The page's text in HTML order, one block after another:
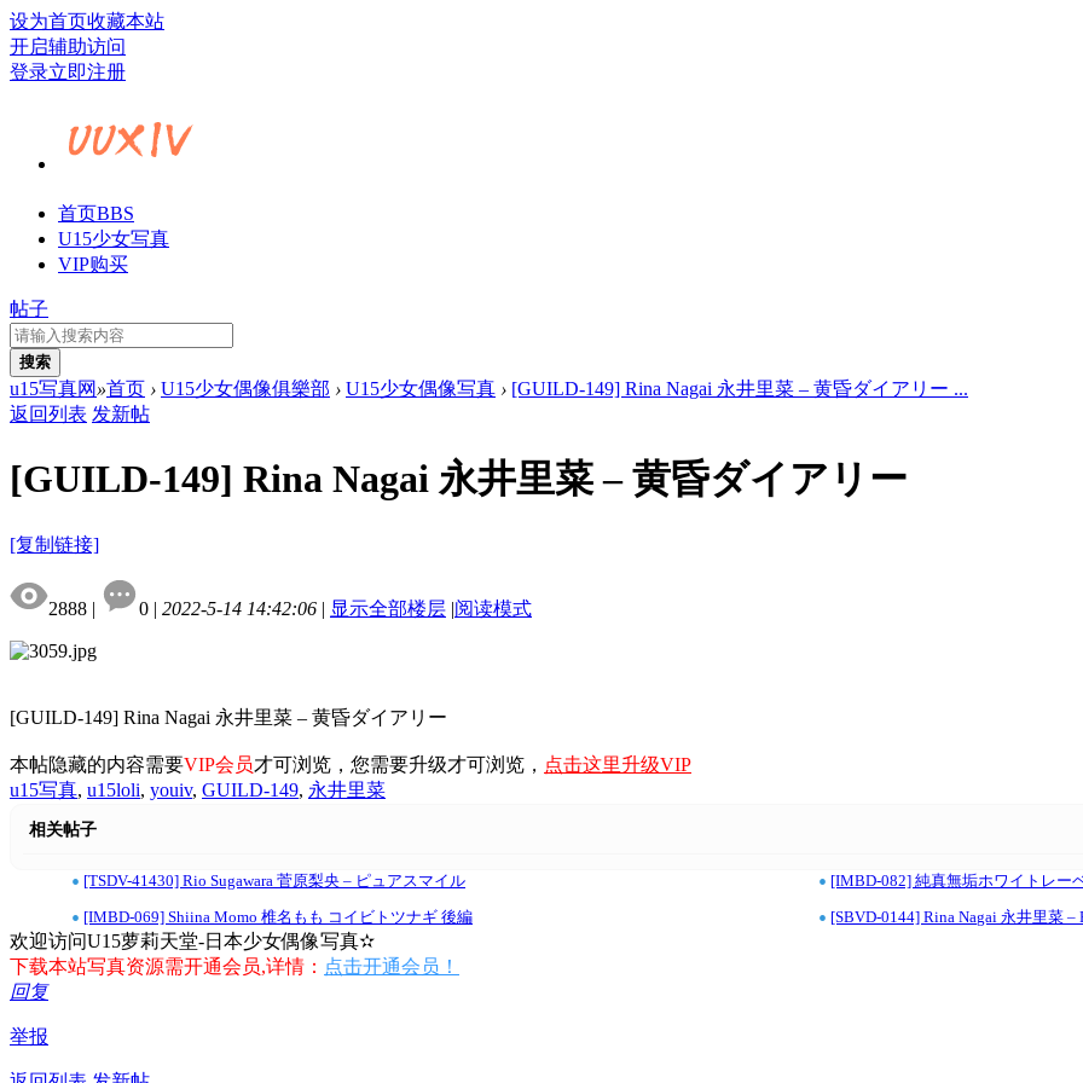
设为首页收藏本站
开启辅助访问
登录立即注册
首页BBS
U15少女写真
VIP购买
帖子
搜索
u15写真网 »首页 › U15少女偶像俱樂部 › U15少女偶像写真 › [GUILD-149] Rina Nagai 永井里菜 – 黄昏ダイアリー ...
返回列表 发新帖
[GUILD-149] Rina Nagai 永井里菜 – 黄昏ダイアリー
[复制链接]
2888 | 0 | 2022-5-14 14:42:06 | 显示全部楼层 |阅读模式
[GUILD-149] Rina Nagai 永井里菜 – 黄昏ダイアリー
本帖隐藏的内容需要VIP会员才可浏览，您需要升级才可浏览， 点击这里升级VIP
u15写真, u15loli, youiv, GUILD-149, 永井里菜
相关帖子
• [TSDV-41430] Rio Sugawara 菅原梨央 – ピュアスマイル • [IMBD-082] 純真無垢ホワイトレー
• [IMBD-069] Shiina Momo 椎名もも コイビトツナギ 後編 • [SBVD-0144] Rina Nagai 永井里菜 –
欢迎访问U15萝莉天堂-日本少女偶像写真✫
下载本站写真资源需开通会员,详情： 点击开通会员！
回复
举报